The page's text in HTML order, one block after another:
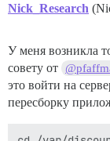
Nick_Research
У меня возникла
совету от
это войти на
пересборку